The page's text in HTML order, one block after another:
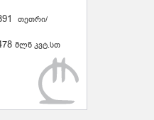
თეთრი/
მლნ კვტ.სთ